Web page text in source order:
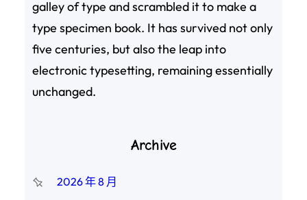
galley of type and scrambled it to make a
type specimen book. It has survived not only
five centuries, but also the leap into
electronic typesetting, remaining essentially
unchanged.
Archive
2026 年 8 月